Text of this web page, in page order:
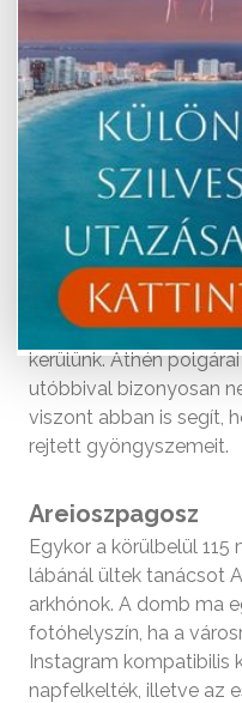
múlt mesés hagyatéka
azonban a
kincset is rejt.
Az igazán stílusos
minthogy
Valójában akkor
kulturális életébe,
kevéssé ismert zugait
vendéglátói
kerülünk. Athén
utóbbival bizonyosan
viszont abban is segít,
rejtett gyöngyszemeit.
Areioszpagosz
Egykor a körülbelül
lábánál ültek tanácsot
arkhónok. A domb ma
fotóhelyszín, ha a
Instagram kompatibilis
napfelkelték, illetve az